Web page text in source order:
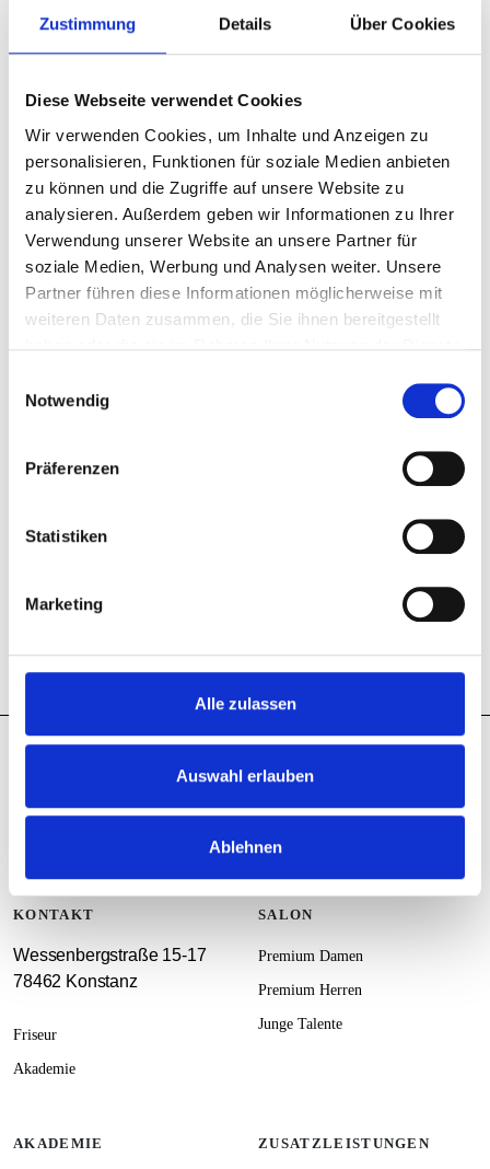
Zustimmung Details Über Cookies
Diese Webseite verwendet Cookies
Wir verwenden Cookies, um Inhalte und Anzeigen zu
personalisieren, Funktionen für soziale Medien anbieten
zu können und die Zugriffe auf unsere Website zu
analysieren. Außerdem geben wir Informationen zu Ihrer
Verwendung unserer Website an unsere Partner für
soziale Medien, Werbung und Analysen weiter. Unsere
Partner führen diese Informationen möglicherweise mit
weiteren Daten zusammen, die Sie ihnen bereitgestellt
Notwendig
Präferenzen
Statistiken
Marketing
Alle zulassen
Auswahl erlauben
Ablehnen
+49 7531 1283590
Auf Googlemaps anzeigen
Kurs buchen
BÜROZEITEN
E-Mail Adresse
KONTAKT
Wessenbergstraße 15-17
78462 Konstanz
Friseur
Akademie
SALON
Premium Damen
Premium Herren
Junge Talente
AKADEMIE ZUSATZLEISTUNGEN